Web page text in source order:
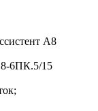
А8
6ПК.5/15